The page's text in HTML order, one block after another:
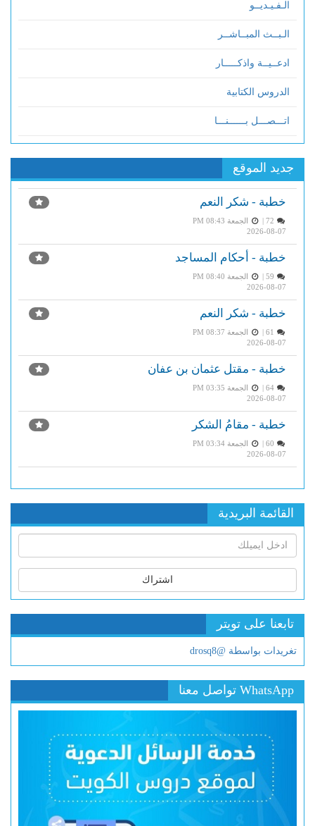
الـفـيـديــو
الـبــث المبــاشــر
ادعــيــة واذكـــــار
الدروس الكتابية
اتـــصـــل بــــــنـــا
جديد الموقع
خطبة - شكر النعم
الجمعة PM 08:43
2026-08-07
خطبة - أحكام المساجد
الجمعة PM 08:40
2026-08-07
خطبة - شكر النعم
الجمعة PM 08:37
2026-08-07
خطبة - مقتل عثمان بن عفان
64 |
الجمعة PM 03:35
2026-08-07
خطبة - مقامُ الشكر
الجمعة PM 03:34
2026-08-07
القائمة البريدية
اشتراك
تابعنا على تويتر
تغريدات بواسطة @drosq8
WhatsApp تواصل معنا